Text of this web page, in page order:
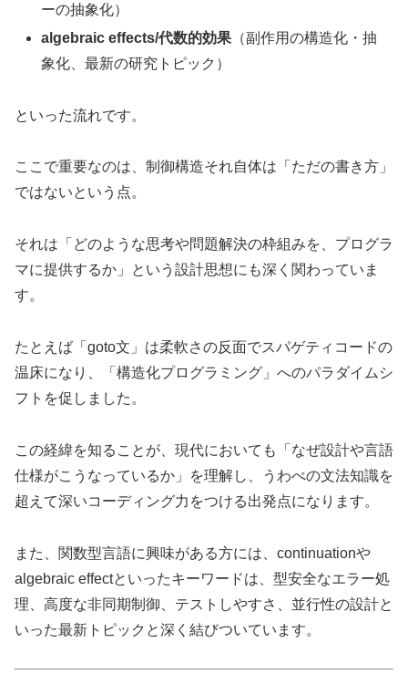
ーの抽象化）
algebraic effects/代数的効果 （副作用の構造化・抽
象化、最新の研究トピック）
といった流れです。
ここで重要なのは、制御構造それ自体は「ただの書き方」
ではないという点。
それは「どのような思考や問題解決の枠組みを、プログラ
マに提供するか」という設計思想にも深く関わっていま
す。
たとえば「goto文」は柔軟さの反面でスパゲティコードの
温床になり、「構造化プログラミング」へのパラダイムシ
フトを促しました。
この経緯を知ることが、現代においても「なぜ設計や言語
仕様がこうなっているか」を理解し、うわべの文法知識を
超えて深いコーディング力をつける出発点になります。
また、関数型言語に興味がある方には、continuationや
algebraic effectといったキーワードは、型安全なエラー処
理、高度な非同期制御、テストしやすさ、並行性の設計と
いった最新トピックと深く結びついています。